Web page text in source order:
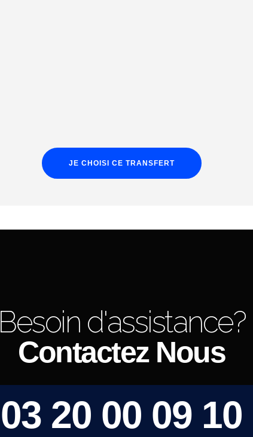
JE CHOISI CE TRANSFERT
Besoin d'assistance?
Contactez Nous
03 20 00 09 10